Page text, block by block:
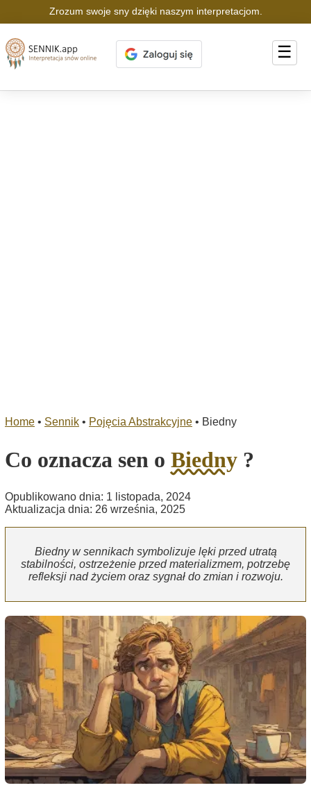
Zrozum swoje sny dzięki naszym interpretacjom.
☰
Home • Sennik • Pojęcia Abstrakcyjne • Biedny
Co oznacza sen o Biedny ?
Opublikowano dnia: 1 listopada, 2024
Aktualizacja dnia: 26 września, 2025
Biedny w sennikach symbolizuje lęki przed utratą
stabilności, ostrzeżenie przed materializmem, potrzebę
refleksji nad życiem oraz sygnał do zmian i rozwoju.